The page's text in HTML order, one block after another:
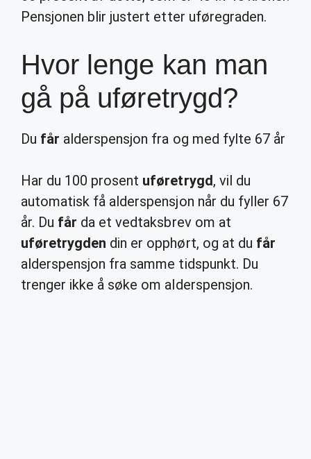
Pensjonen blir justert etter uføregraden.
Hvor lenge kan man
gå på uføretrygd?
Du får alderspensjon fra og med fylte 67 år
Har du 100 prosent uføretrygd, vil du
automatisk få alderspensjon når du fyller 67
år. Du får da et vedtaksbrev om at
uføretrygden din er opphørt, og at du får
alderspensjon fra samme tidspunkt. Du
trenger ikke å søke om alderspensjon.